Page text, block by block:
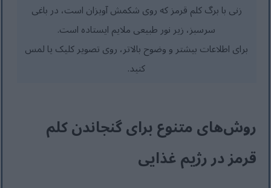
زنی با برگ کلم قرمز که روی شکمش آویزان است، در باغی
سرسبز، زیر نور طبیعی ملایم ایستاده است.
برای اطلاعات بیشتر و وضوح بالاتر، روی تصویر کلیک یا لمس
کنید.
روش‌های متنوع برای گنجاندن کلم
قرمز در رژیم غذایی